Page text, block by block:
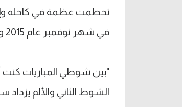
في شهر نوفمبر عام 2015 وكان يلعب في كثير من الأحيان وهو مصاب حسب وصفه.
"بين شوطي المباريات كنت
الشوط الثاني والألم يزداد